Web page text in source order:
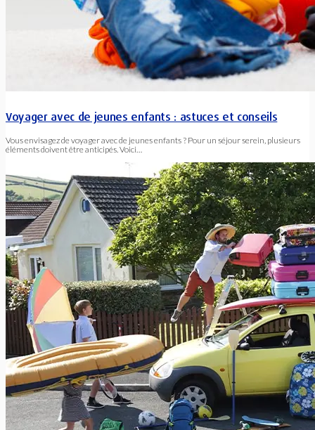
Voyager avec de jeunes enfants : astuces et conseils
Vous envisagez de voyager avec de jeunes enfants ? Pour un séjour serein, plusieurs
éléments doivent être anticipés. Voici…